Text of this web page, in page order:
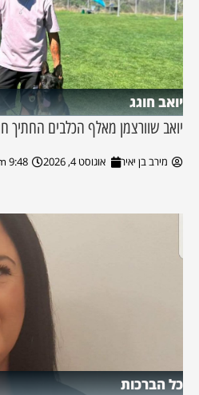
יואב חוגג
יואב שוורצמן מאלף הכלבים החתיך
מירב בן יאיר אוגוסט 4, 2026 9:48 pm
כל הברכות